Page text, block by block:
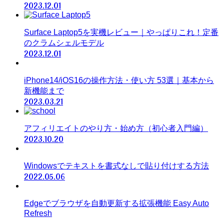
2023.12.01
Surface Laptop5を実機レビュー｜やっぱりこれ！定番
のクラムシェルモデル
2023.12.01
iPhone14/iOS16の操作方法・使い方 53選｜基本から
新機能まで
2023.03.21
アフィリエイトのやり方・始め方（初心者入門編）
2023.10.20
Windowsでテキストを書式なしで貼り付けする方法
2022.05.06
Edgeでブラウザを自動更新する拡張機能 Easy Auto
Refresh